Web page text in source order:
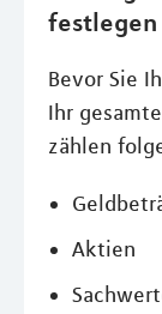
festlegen
Bevor Sie
Ihr
zählen
Aktien